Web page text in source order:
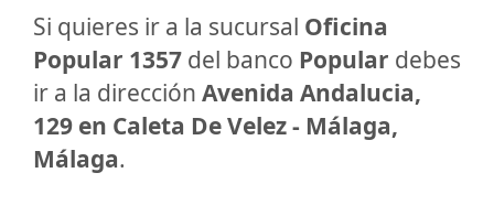
Si quieres ir a la sucursal Oficina
Popular 1357 del banco Popular debes
ir a la dirección Avenida Andalucia,
129 en Caleta De Velez - Málaga,
Málaga.